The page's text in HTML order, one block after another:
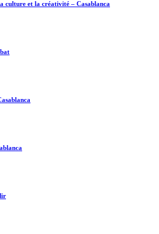
culture et la créativité – Casablanca